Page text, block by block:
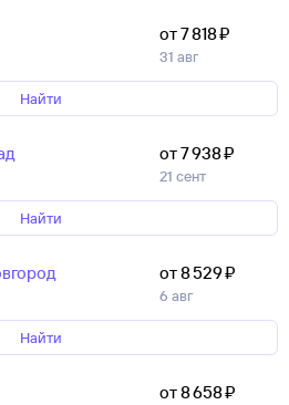
от 7 ⁠818 ⁠₽
31 авг
Найти
от 7 ⁠938 ⁠₽
21 сент
Найти
от 8 ⁠529 ⁠₽
6 авг
Найти
от 8 ⁠658 ⁠₽